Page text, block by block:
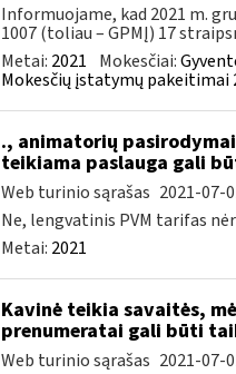
Informuojame, kad 2021 m.
1007 (toliau – GPMĮ) 17
Metai: 2021 Mokesčiai:
Mokesčių įstatymų pakeitimai
., animatorių
teikiama paslauga gali
Web turinio sąrašas 2021-07-
Ne, lengvatinis PVM tarifas
Metai: 2021
Kavinė teikia savaitės,
prenumeratai gali būti
Web turinio sąrašas 2021-07-